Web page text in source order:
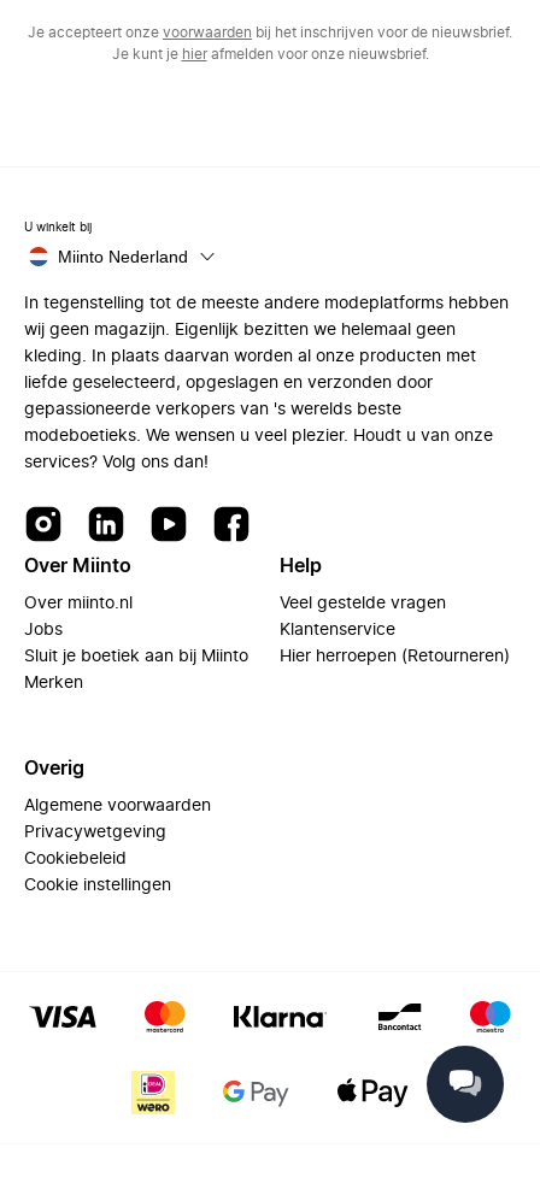
Je accepteert onze voorwaarden bij het inschrijven voor de nieuwsbrief.
Je kunt je hierafmelden voor onze nieuwsbrief.
U winkelt bij
Miinto Nederland
In tegenstelling tot de meeste andere modeplatforms hebben
wij geen magazijn. Eigenlijk bezitten we helemaal geen
kleding. In plaats daarvan worden al onze producten met
liefde geselecteerd, opgeslagen en verzonden door
gepassioneerde verkopers van 's werelds beste
modeboetieks. We wensen u veel plezier. Houdt u van onze
services? Volg ons dan!
Over Miinto
Over miinto.nl
Jobs
Sluit je boetiek aan bij Miinto
Merken
Help
Veel gestelde vragen
Klantenservice
Hier herroepen (Retourneren)
Overig
Algemene voorwaarden
Privacywetgeving
Cookiebeleid
Cookie instellingen